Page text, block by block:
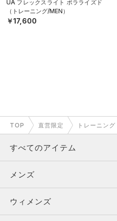
UA フレックスライト ポラライズド
（トレーニング/MEN）
￥17,600
TOP 直営限定 トレーニング
すべてのアイテム
メンズ
ウィメンズ
メンズ
トップス
ウィメンズ